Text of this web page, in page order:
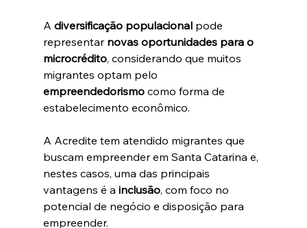
A diversificação populacional pode
representar novas oportunidades para o
microcrédito, considerando que muitos
migrantes optam pelo
empreendedorismo como forma de
estabelecimento econômico.
A Acredite tem atendido migrantes que
buscam empreender em Santa Catarina e,
nestes casos, uma das principais
vantagens é a inclusão, com foco no
potencial de negócio e disposição para
empreender.